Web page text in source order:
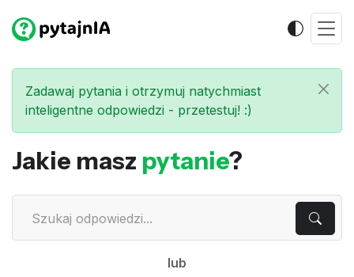
Zadawaj pytania i otrzymuj natychmiast
inteligentne odpowiedzi - przetestuj! :)
Jakie masz pytanie?
lub